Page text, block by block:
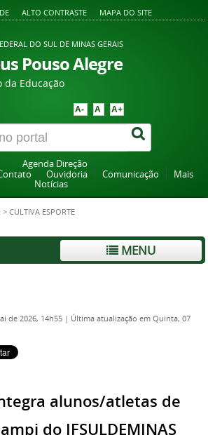
ALTO CONTRASTE MAPA DO SITE
DO SUL DE MINAS GERAIS
Pouso Alegre
Educação
A- A A+
Agenda Direção
Ouvidoria Comunicação
Mais
Notícias
> CULTIVA ESPORTE
MENU
de 2026, 14h55 | Última atualização em Quinta, 07
alunos/atletas de
do IFSULDEMINAS